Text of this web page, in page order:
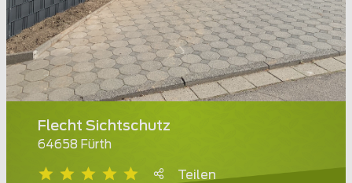
Flecht Sichtschutz
64658 Fürth
Teilen